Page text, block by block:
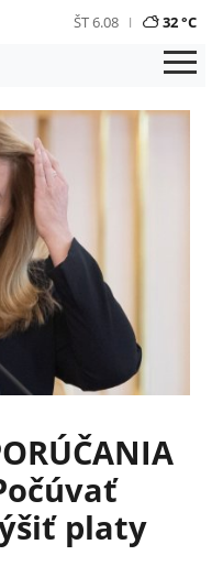
ŠT 6.08 32 °C
platy